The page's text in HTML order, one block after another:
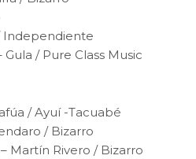
Independiente
/ Pure Class Music
/ Ayuí -Tacuabé
/ Bizarro
Martín Rivero / Bizarro